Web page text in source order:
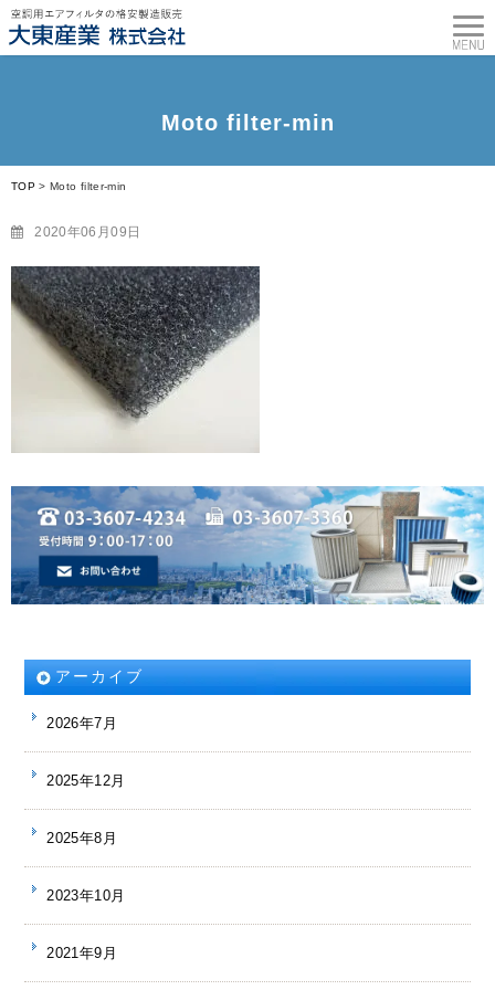
Moto filter-min
TOP >Moto filter-min
2020年06月09日
アーカイブ
2026年7月
2025年12月
2025年8月
2023年10月
2021年9月